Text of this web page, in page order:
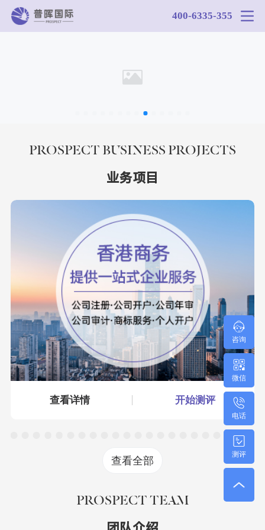
400-6335-355
PROSPECT BUSINESS PROJECTS
业务项目
查看详情 开始测评
查看全部
PROSPECT TEAM
咨询
微信
电话
测评